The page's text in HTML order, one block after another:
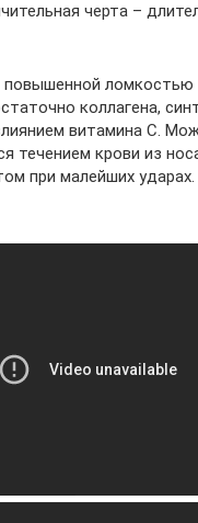
черта –
ломкостью
коллагена,
витамина С.
течением крови из
при малейших ударах.